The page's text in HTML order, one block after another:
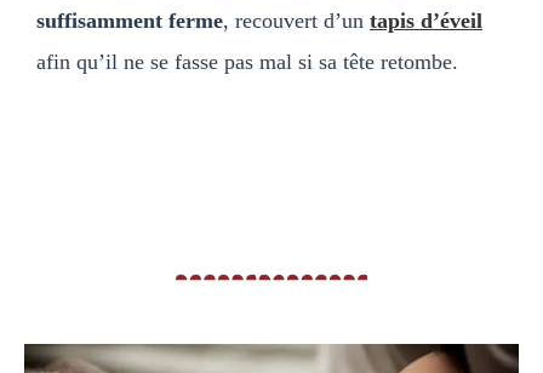
suffisamment ferme, recouvert d’un tapis d’éveil
afin qu’il ne se fasse pas mal si sa tête retombe.